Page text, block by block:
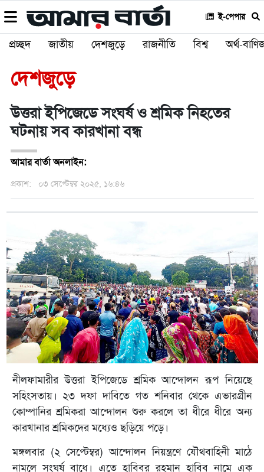
ই-পেপার
প্রচ্ছদ জাতীয় দেশজুড়ে রাজনীতি বিশ্ব অর্থ-
দেশজুড়ে
উত্তরা ইপিজেডে সংঘর্ষ ও শ্রমিক নিহতের
ঘটনায় সব কারখানা বন্ধ
আমার বার্তা অনলাইন:
প্রকাশ: ০৩ সেপ্টেম্বর ২০২৫, ১৬:৪৬
নীলফামারীর উত্তরা ইপিজেডে শ্রমিক আন্দোলন রূপ নিয়েছে
সহিংসতায়। ২৩ দফা দাবিতে গত শনিবার থেকে এভারগ্রীন
কোম্পানির শ্রমিকরা আন্দোলন শুরু করলে তা ধীরে ধীরে অন্য
কারখানার শ্রমিকদের মধ্যেও ছড়িয়ে পড়ে।
মঙ্গলবার (২ সেপ্টেম্বর) আন্দোলন নিয়ন্ত্রণে যৌথবাহিনী মাঠে
নামলে সংঘর্ষ বাধে। এতে হাবিবুর রহমান হাবিব নামে এক